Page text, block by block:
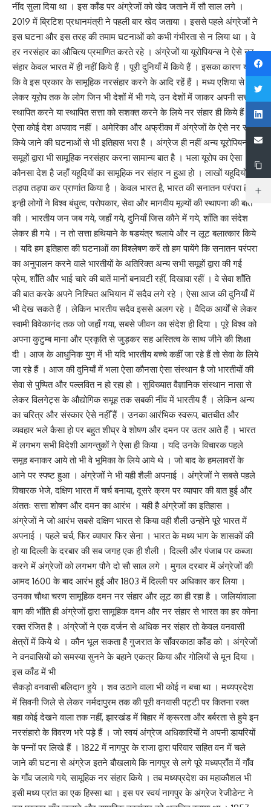
नींद सुला दिया था । इस काँड पर अंग्रेजों को खेद जताने में सौ साल लगे ।
2019 में ब्रिटिश प्रधानमंत्री ने पहली बार खेद जताया । इससे पहले अंग्रेजों ने
इस घटना और इस तरह की तमाम घटनाओं को कभी गंभीरता से न लिया था । वे
हर नरसंहार का औचित्य प्रमाणित करते रहे । अंग्रेजों या यूरोपियन्स ने ऐसे नर
संहार केवल भारत में ही नहीं किये हैं । पूरी दुनियाँ में किये हैं । इसका कारण यह है
कि वे इस प्रकार के सामूहिक नरसंहार करने के आदि रहें हैं । मध्य एशिया से
लेकर यूरोप तक के लोग जिन भी देशों में भी गये, उन देशों में जाकर अपनी सत्ता
स्थापित करने या स्थापित सत्ता को सशक्त करने के लिये नर संहार ही किये हैं ।
ऐसा कोई देश अपवाद नहीं । अमेरिका और अफ्रीका में अंग्रेजों के ऐसे नर संहार
किये जाने की घटनाओं से भी इतिहास भरा है । अंग्रेज ही नहीं अन्य यूरोपियन्स
समूहों द्वारा भी सामूहिक नरसंहार करना सामान्य बात है । भला यूरोप का ऐसा
कौनसा देश है जहाँ यहूदियों का सामूहिक नर संहार न हुआ हो । लाखों यहूदियों का
तड़पा तड़पा कर प्राणांत किया है । केवल भारत है, भारत की सनातन परंपरा है
इन्ही लोगों ने विश्व बंधुत्व, परोपकार, सेवा और मानवीय मूल्यों की स्थापना की बात
की । भारतीय जन जब गये, जहाँ गये, दुनियाँ जिस कौने में गये, शाँति का संदेश
लेकर ही गये । न तो सत्ता हथियाने के षडयंत्र चलाये और न लूट बलात्कार किये
। यदि हम इतिहास की घटनाओं का विश्लेषण करें तो हम पायेंगे कि सनातन परंपरा
का अनुपालन करने वाले भारतीयों के अतिरिक्त अन्य सभी समूहों द्वारा की गई
प्रेम, शाँति और भाई चारे की बातें मानों बनावटी रहीं, दिखावा रहीं । वे सेवा शाँति
की बात करके अपने निश्चित अभियान में सदैव लगे रहे । ऐसा आज की दुनियाँ में
भी देख सकते हैं । लेकिन भारतीय सदैव इससे अलग रहे । वैदिक आर्यों से लेकर
स्वामी विवेकानंद तक जो जहाँ गया, सबसे जीवन का संदेश ही दिया । पूरे विश्व को
अपना कुटुम्ब माना और प्रकृति से जुड़कर सह अस्तित्व के साथ जीने की शिक्षा
दी । आज के आधुनिक युग में भी यदि भारतीय बच्चे कहीं जा रहे हैं तो सेवा के लिये
जा रहे हैं । आज की दुनियाँ में भला ऐसा कौनसा ऐसा संस्थान है जो भारतीयों की
सेवा से पुष्पित और पल्लवित न हो रहा हो । सुविख्यात वैज्ञानिक संस्थान नासा से
लेकर विलगेट्स के औद्योगिक समूह तक सबकी नींव में भारतीय हैं । लेकिन अन्य
का चरित्र और संस्कार ऐसे नहीँ हैं । उनका आरंभिक स्वरूप, बातचीत और
व्यवहार भले कैसा हो पर बहुत शीघ्र वे शोषण और दमन पर उतर आते हैं । भारत
में लगभग सभी विदेशी आगन्तुकों ने ऐसा ही किया । यदि उनके विचारक पहले
समूह बनाकर आये तो भी वे भूमिका के लिये आये थे । जो बाद के हमलावरों के
आने पर स्पष्ट हुआ । अंग्रेजों ने भी यही शैली अपनाई । अंग्रेजों ने सबसे पहले
विचारक भेजे, दक्षिण भारत में चर्च बनाया, दूसरे क्रम पर व्यापार की बात हुई और
अंततः सत्ता शोषण और दमन का आरंभ । यही है अंग्रेजों का इतिहास ।
अंग्रेजों ने जो आरंभ सबसे दक्षिण भारत से किया वही शैली उन्होंने पूरे भारत में
अपनाई । पहले चर्च, फिर व्यापार फिर सेना । भारत के मध्य भाग के शासकों की
हो या दिल्ली के दरबार की सब जगह एक ही शैली । दिल्ली और पंजाब पर कब्जा
करने में अंग्रेजों को लगभग पौने दो सौ साल लगे । मुगल दरबार में अंग्रेजों की
आमद 1600 के बाद आरंभ हुई और 1803 में दिल्ली पर अधिकार कर लिया ।
उनका चौथा चरण सामूहिक दमन नर संहार और लूट का ही रहा है । जलियांवाला
बाग की भाँति ही अंग्रेजों द्वारा सामूहिक दमन और नर संहार से भारत का हर कोना
रक्त रंजित है । अंग्रेजों ने एक दर्जन से अधिक नर संहार तो केवल वनवासी
क्षेत्रों में किये थे । कौन भूल सकता है गुजरात के साँवरकाठा काँड को । अंग्रेजों
ने वनवासियों को समस्या सुनने के बहाने एकत्र किया और गोलियों से मून दिया ।
इस काँड में भी
सैकड़ो वनवासी बलिदान हुये । शव उठाने वाला भी कोई न बचा था । मध्यप्रदेश
में सिवनी जिले से लेकर नर्मदापुरम तक की पूरी वनवासी पट्टी पर कितना रक्त
बहा कोई देखने वाला तक नहीं, झारखंड में बिहार में क्रूरता और बर्बरता से हुये इन
नरसंहारो के विवरण भरे पड़े हैं । जो स्वयं अंग्रेज अधिकारियों ने अपनी डायरियों
के पन्नों पर लिखे हैं । 1822 में नागपुर के राजा द्वारा परिवार सहित वन में चले
जाने की घटना से अंग्रेज इतने बौखलाये कि नागपुर से लगे पूरे मध्यप्राँत में गाँव
के गाँव जलाये गये, सामूहिक नर संहार किये । तब मध्यप्रदेश का महाकौशल भी
इसी मध्य प्रांत का एक हिस्सा था । इस पर स्वयं नागपुर के अंग्रेज रेजीडेन्ट ने